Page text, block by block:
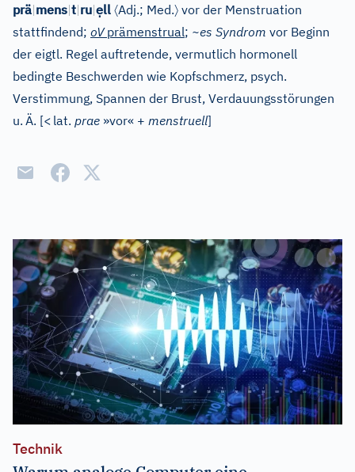
prä|mens|t|ru|ẹll 〈Adj.; Med.〉 vor der Menstruation
stattfindend; oVprämenstrual; ~es Syndrom vor Beginn
der eigtl. Regel auftretende, vermutlich hormonell
bedingte Beschwerden wie Kopfschmerz, psych.
Verstimmung, Spannen der Brust, Verdauungsstörungen
u. Ä. [< lat. prae »vor« + menstruell]
Technik